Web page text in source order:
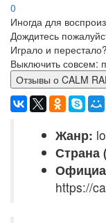
0
Иногда для
Дождитесь
Играло и
Выключить совсем:
Отзывы о
Жанр:
Страна
https://